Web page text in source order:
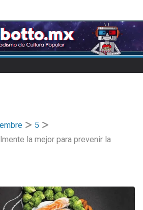
5
la mejor para prevenir la